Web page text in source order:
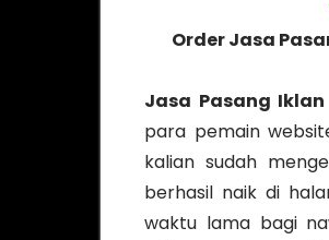
Order Jasa
Jasa Pasang
para pemain
kalian sudah
berhasil naik di
waktu lama bagi